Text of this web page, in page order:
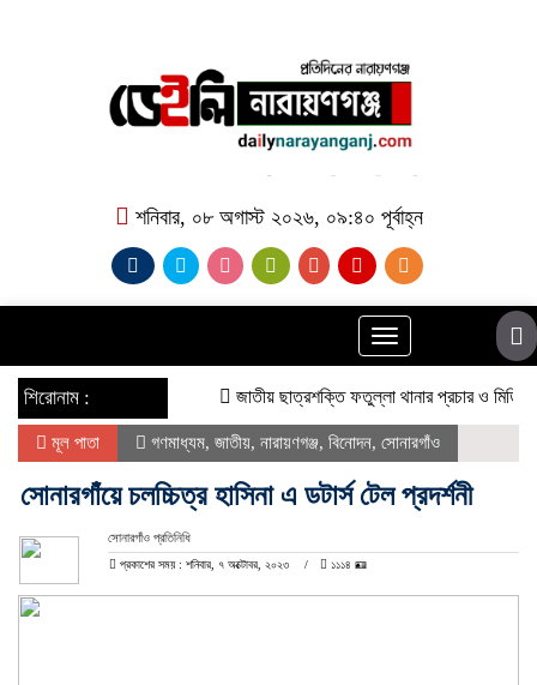
শনিবার, ০৮ অগাস্ট ২০২৬, ০৯:৪০ পূর্বাহ্ন
Toggle
navigation
শিরোনাম : জাতীয় ছাত্রশক্তি ফতুল্লা থানার প্রচার ও মিডিয়া
মূল পাতা গণমাধ্যম, জাতীয়, নারায়ণগঞ্জ, বিনোদন, সোনারগাঁও
সোনারগাঁয়ে চলচ্চিত্র হাসিনা এ ডটার্স টেল প্রদর্শনী
সোনারগাঁও প্রতিনিধি
প্রকাশের সময় : শনিবার, ৭ অক্টোবর, ২০২৩ ১১১৪ 🪪